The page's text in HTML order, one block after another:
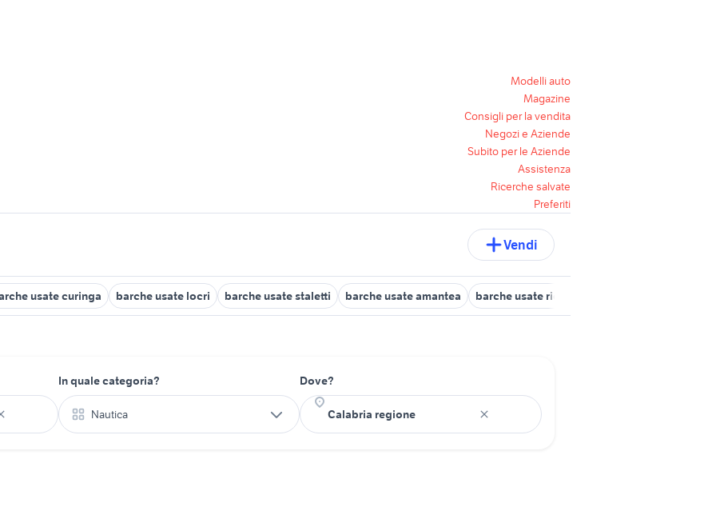
Modelli auto
Magazine
Consigli per la vendita
Negozi e Aziende
Subito per le Aziende
Assistenza
Ricerche salvate
Preferiti
Vendi
usate curinga barche usate locri barche usate staletti barche usate amantea barche usate ricadi
In quale categoria?
Nautica
Dove?